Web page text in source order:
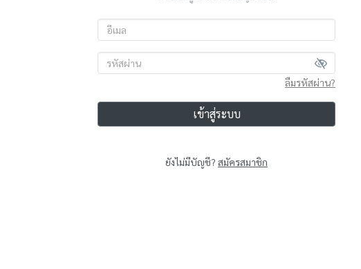
ลืมรหัสผ่าน?
เข้าสู่ระบบ
ยังไม่มีบัญชี? สมัครสมาชิก